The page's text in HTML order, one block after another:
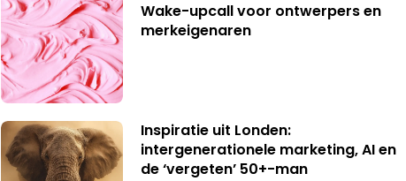
Wake-upcall voor ontwerpers en
merkeigenaren
Inspiratie uit Londen:
intergenerationele marketing, AI en
de ‘vergeten’ 50+-man